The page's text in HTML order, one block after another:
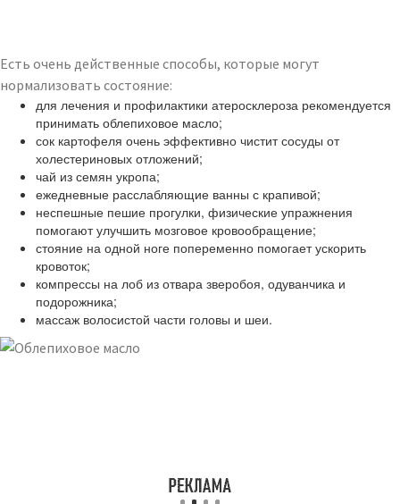
Есть очень действенные способы, которые могут
нормализовать состояние:
для лечения и профилактики атеросклероза рекомендуется
принимать облепиховое масло;
сок картофеля очень эффективно чистит сосуды от
холестериновых отложений;
чай из семян укропа;
ежедневные расслабляющие ванны с крапивой;
неспешные пешие прогулки, физические упражнения
помогают улучшить мозговое кровообращение;
стояние на одной ноге попеременно помогает ускорить
кровоток;
компрессы на лоб из отвара зверобоя, одуванчика и
подорожника;
массаж волосистой части головы и шеи.